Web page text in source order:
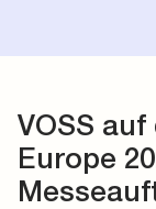
VOSS
Europe